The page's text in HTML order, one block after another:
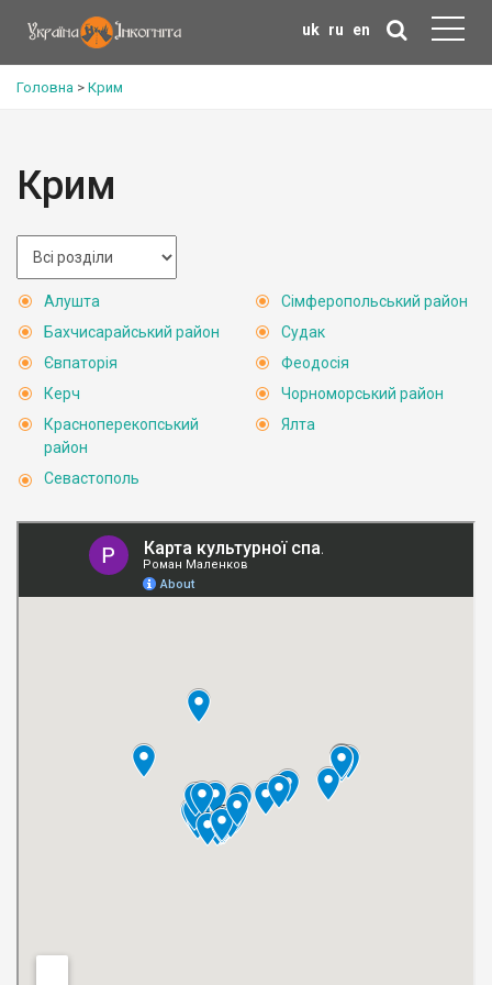
uk ru en
Головна > Крим
Крим
Алушта
Бахчисарайський район
Євпаторія
Керч
Красноперекопський
район
Севастополь
Сімферопольський район
Судак
Феодосія
Чорноморський район
Ялта